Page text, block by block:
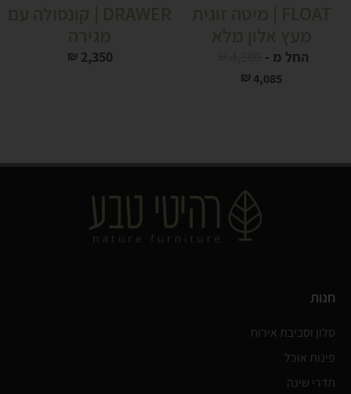
FLOAT | מיטה זוגית
מעץ אלון מלא
החל מ -
₪4,085
DRAWER | קונסולה עם
מגירה
₪ 2,350
חנות
סלון וסביבת אירוח
פינות אוכל
חדרי שינה